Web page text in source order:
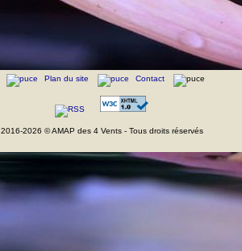
Plan du site Contact
2016-2026 © AMAP des 4 Vents - Tous droits réservés